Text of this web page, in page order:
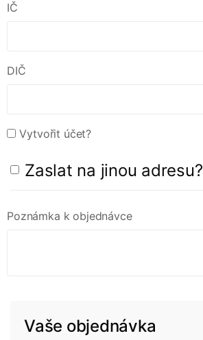
IČ
DIČ
Vytvořit účet?
Zaslat na jinou adresu?
Poznámka k objednávce
Vaše objednávka